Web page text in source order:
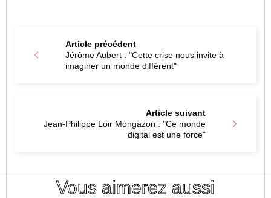
Article précédent
Jérôme Aubert : "Cette crise nous invite à
imaginer un monde différent"
Article suivant
Jean-Philippe Loir Mongazon : "Ce monde
digital est une force"
Vous aimerez aussi